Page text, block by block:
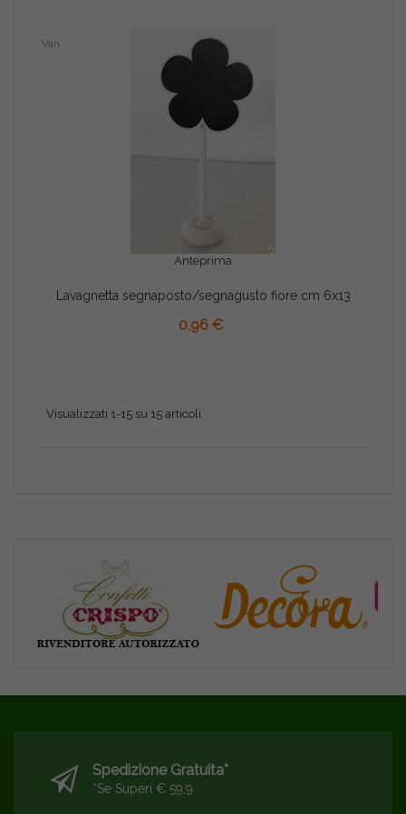
Anteprima
Vari
Lavagnetta segnaposto/segnagusto fiore cm 6x13
0,96 €
Visualizzati 1-15 su 15 articoli
Spedizione Gratuita*
*se Superi € 59,9